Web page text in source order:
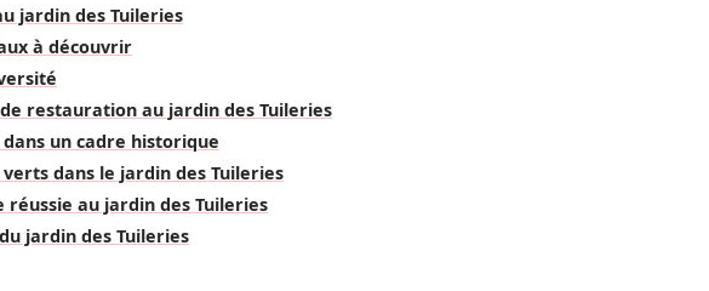
jardin des Tuileries
à découvrir
restauration au jardin des Tuileries
un cadre historique
dans le jardin des Tuileries
réussie au jardin des Tuileries
jardin des Tuileries